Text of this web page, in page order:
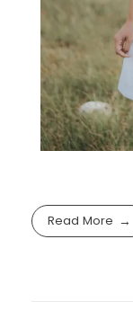
Read More